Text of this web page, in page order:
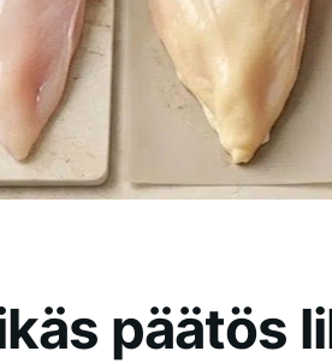
päätös